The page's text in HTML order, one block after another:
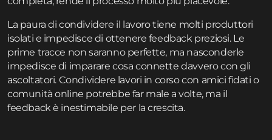
La paura di condividere il lavoro tiene molti produttori
isolati e impedisce di ottenere feedback preziosi. Le
prime tracce non saranno perfette, ma nasconderle
impedisce di imparare cosa connette davvero con gli
ascoltatori. Condividere lavori in corso con amici fidati o
comunità online potrebbe far male a volte, ma il
feedback è inestimabile per la crescita.